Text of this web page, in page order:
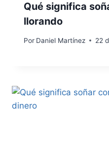
Qué significa
llorando
Por Daniel Martínez 22